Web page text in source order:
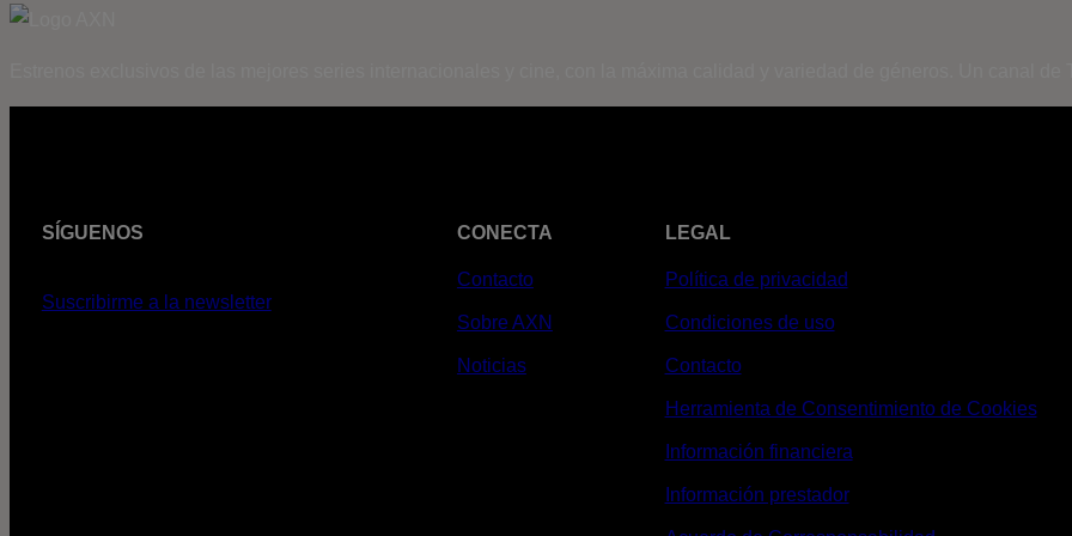
SÍGUENOS
Suscribirme a la newsletter
CONECTA
Contacto
Sobre AXN
Noticias
LEGAL
Política de privacidad
Condiciones de uso
Contacto
Herramienta de Consentimiento de Cookies
Información financiera
Información prestador